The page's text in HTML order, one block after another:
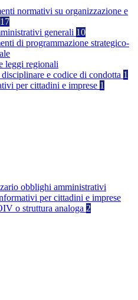
normativi su organizzazione e
17
generali 10
di programmazione strategico-
leggi regionali
e codice di condotta 1
per cittadini e imprese 1
obblighi amministrativi
per cittadini e imprese
o struttura analoga 2